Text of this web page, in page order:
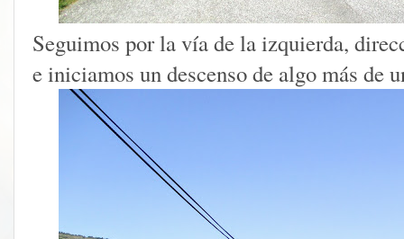
Seguimos por la vía de la izquierda,
e iniciamos un descenso de algo más de